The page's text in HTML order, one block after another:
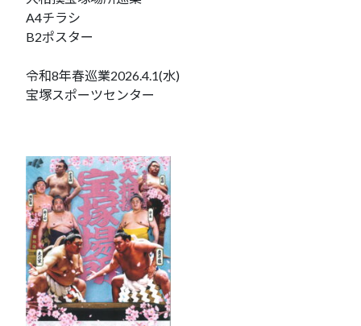
A4チラシ
B2ポスター
令和8年春巡業2026.4.1(水)
宝塚スポーツセンター